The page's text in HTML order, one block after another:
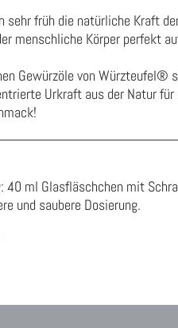
sehr früh die natürliche Kraft
menschliche Körper perfekt
Gewürzöle von Würzteufel®
Urkraft aus der Natur für
40 ml Glasfläschchen mit
und saubere Dosierung.